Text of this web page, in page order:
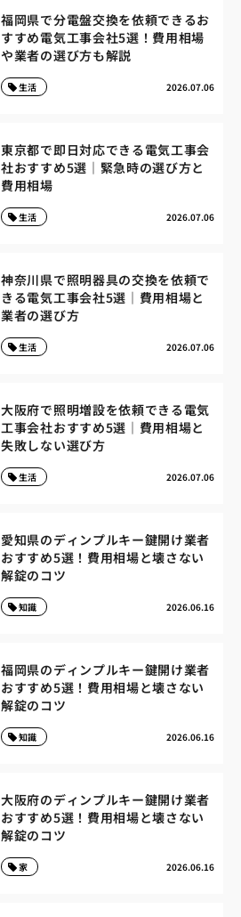
福岡県で分電盤交換を依頼できるお
すすめ電気工事会社5選！費用相場
や業者の選び方も解説
2026.07.06
生活
東京都で即日対応できる電気工事会
社おすすめ5選｜緊急時の選び方と
費用相場
2026.07.06
生活
神奈川県で照明器具の交換を依頼で
きる電気工事会社5選｜費用相場と
業者の選び方
2026.07.06
生活
大阪府で照明増設を依頼できる電気
工事会社おすすめ5選｜費用相場と
失敗しない選び方
2026.07.06
生活
愛知県のディンプルキー鍵開け業者
おすすめ5選！費用相場と壊さない
解錠のコツ
2026.06.16
知識
福岡県のディンプルキー鍵開け業者
おすすめ5選！費用相場と壊さない
解錠のコツ
2026.06.16
知識
大阪府のディンプルキー鍵開け業者
おすすめ5選！費用相場と壊さない
解錠のコツ
2026.06.16
家